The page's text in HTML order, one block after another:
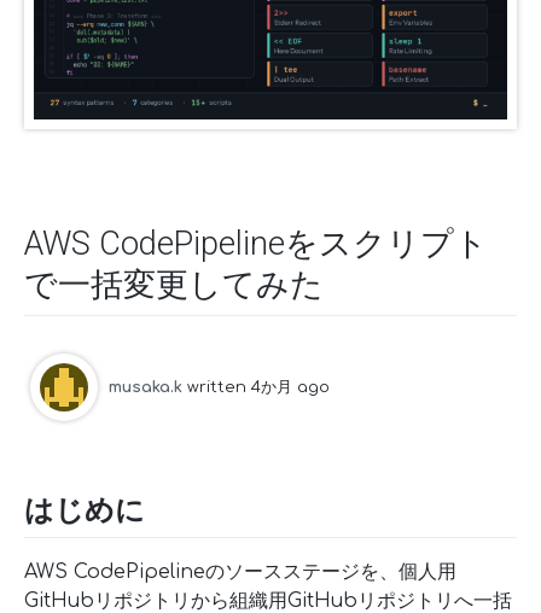
AWS CodePipelineをスクリプト
で一括変更してみた
musaka.k written 4か月 ago
はじめに
AWS CodePipelineのソースステージを、個人用
GitHubリポジトリから組織用GitHubリポジトリへ一括